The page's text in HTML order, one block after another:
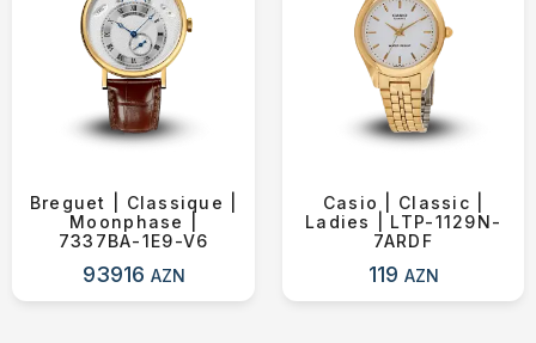
Breguet | Classique |
Moonphase |
7337BA-1E9-V6
93916 AZN
Casio | Classic |
Ladies | LTP-1129N-
7ARDF
119 AZN